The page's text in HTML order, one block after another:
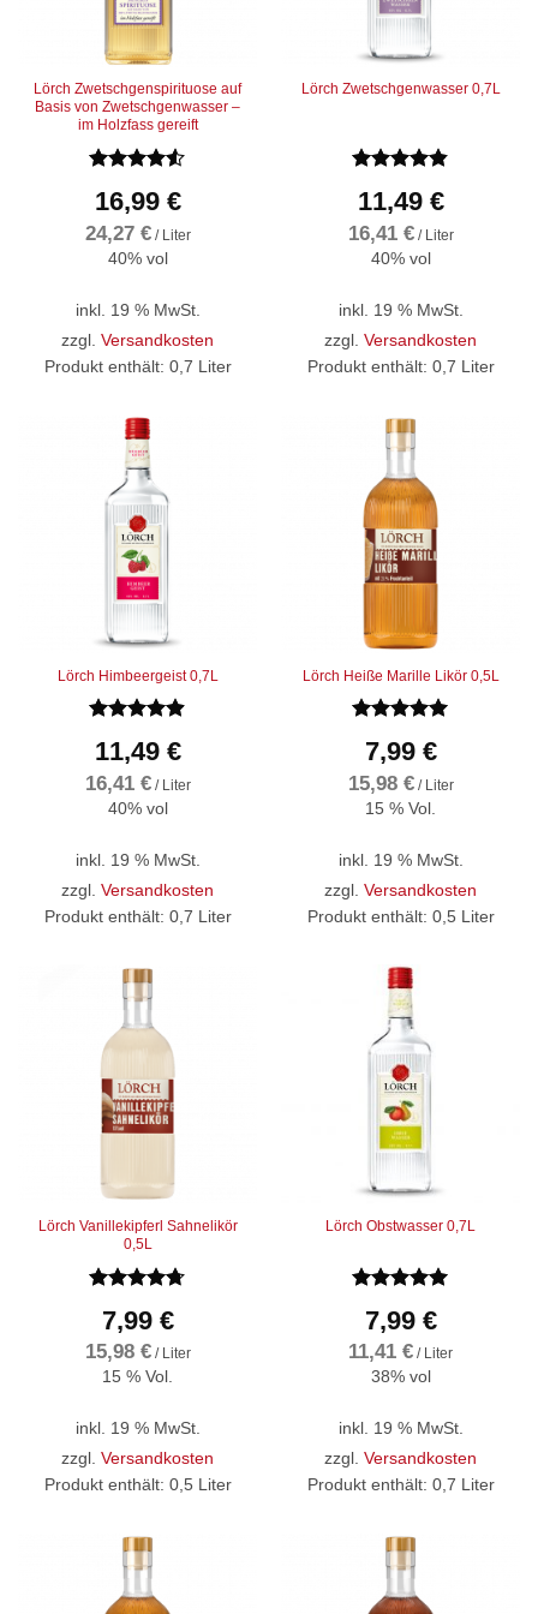
Lörch Zwetschgenspirituose auf
Basis von Zwetschgenwasser –
im Holzfass gereift
mit4.5
von 5
16,99 €
24,27 €/ Liter
40% vol
inkl. 19 % MwSt.
zzgl. Versandkosten
Produkt enthält: 0,7 Liter
Lörch Zwetschgenwasser 0,7L
mit4.8
von 5
11,49 €
16,41 €/ Liter
40% vol
inkl. 19 % MwSt.
zzgl. Versandkosten
Produkt enthält: 0,7 Liter
Lörch Himbeergeist 0,7L
mit4.9
von 5
11,49 €
16,41 €/ Liter
40% vol
inkl. 19 % MwSt.
zzgl. Versandkosten
Produkt enthält: 0,7 Liter
Lörch Heiße Marille Likör 0,5L
mit5von
5
7,99 €
15,98 €/ Liter
15 % Vol.
inkl. 19 % MwSt.
zzgl. Versandkosten
Produkt enthält: 0,5 Liter
Lörch Vanillekipferl Sahnelikör
0,5L
mit4.67
von 5
7,99 €
15,98 €/ Liter
15 % Vol.
inkl. 19 % MwSt.
zzgl. Versandkosten
Produkt enthält: 0,5 Liter
Lörch Obstwasser 0,7L
mit4.96
von 5
7,99 €
11,41 € / Liter
38% vol
inkl. 19 % MwSt.
zzgl. Versandkosten
Produkt enthält: 0,7 Liter